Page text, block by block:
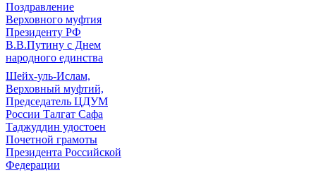
Поздравление
Верховного муфтия
Президенту РФ
В.В.Путину с Днем
народного единства
Шейх-уль-Ислам,
Верховный муфтий,
Председатель ЦДУМ
России Талгат Сафа
Таджуддин удостоен
Почетной грамоты
Президента Российской
Федерации